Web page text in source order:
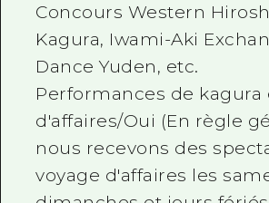
Concours Western
Kagura, Iwami-Aki
Dance Yuden, etc.
Performances de kagura
d'affaires/Oui (En règle
nous recevons des
voyage d'affaires les